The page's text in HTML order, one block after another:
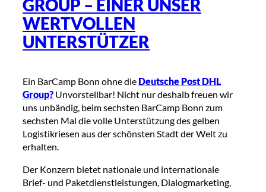
GROUP – EINER UNSER
WERTVOLLEN
UNTERSTÜTZER
Ein BarCamp Bonn ohne die Deutsche Post DHL
Group? Unvorstellbar! Nicht nur deshalb freuen wir
uns unbändig, beim sechsten BarCamp Bonn zum
sechsten Mal die volle Unterstützung des gelben
Logistikriesen aus der schönsten Stadt der Welt zu
erhalten.
Der Konzern bietet nationale und internationale
Brief- und Paketdienstleistungen, Dialogmarketing,